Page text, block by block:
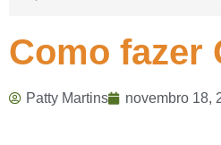
Como fazer
Patty Martins novembro 18,